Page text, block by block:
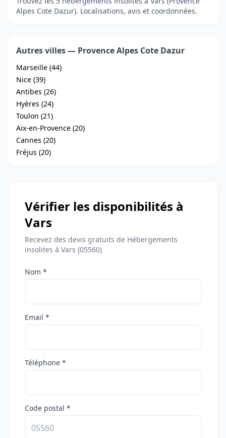
Alpes Cote Dazur). Localisations, avis et coordonnées.
Autres villes — Provence Alpes Cote Dazur
Marseille (44)
Nice (39)
Antibes (26)
Hyères (24)
Toulon (21)
Aix-en-Provence (20)
Cannes (20)
Fréjus (20)
Vérifier les disponibilités à
Vars
Recevez des devis gratuits de Hébergements
insolites à Vars (05560)
Nom *
Email *
Téléphone *
Code postal *